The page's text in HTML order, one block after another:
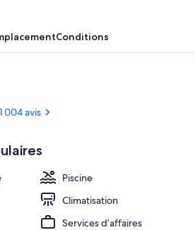
5 restaurants servant le déjeuner et
Conditions
004 avis
Piscine
Climatisation
Services d’affaires